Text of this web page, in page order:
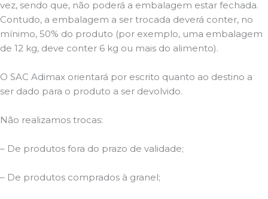
vez, sendo que, não poderá a embalagem estar fechada.
Contudo, a embalagem a ser trocada deverá conter, no
mínimo, 50% do produto (por exemplo, uma embalagem
de 12 kg, deve conter 6 kg ou mais do alimento).
O SAC Adimax orientará por escrito quanto ao destino a
ser dado para o produto a ser devolvido.
Não realizamos trocas:
– De produtos fora do prazo de validade;
– De produtos comprados à granel;